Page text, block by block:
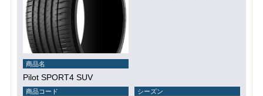
商品名
Pilot SPORT4 SUV
商品コード シーズン